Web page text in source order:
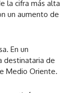
la cifra más alta
un aumento de
En un
destinataria de
Medio Oriente.